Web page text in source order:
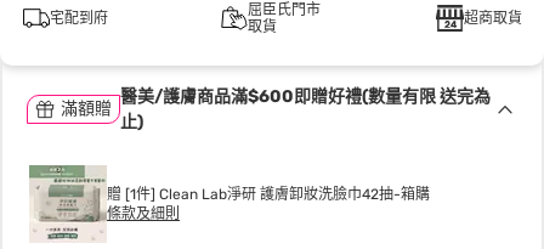
宅配到府
屈臣氏門市
取貨
超商取貨
滿額贈
醫美/護膚商品滿$600即贈好禮(數量有限 送完為
止)
贈 [1件] Clean Lab淨研 護膚卸妝洗臉巾42抽-箱購
條款及細則